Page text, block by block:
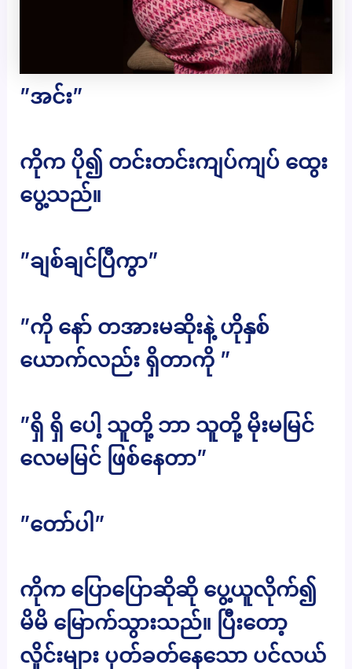
”အင်း”
ကိုက ပို၍ တင်းတင်းကျပ်ကျပ် ထွေး
ပွေ့သည်။
”ချစ်ချင်ပြီကွာ”
”ကို နော် တအားမဆိုးနဲ့ ဟိုနှစ်
ယောက်လည်း ရှိတာကို ”
”ရှိ ရှိ ပေါ့ သူတို့ ဘာ သူတို့ မိုးမမြင်
လေမမြင် ဖြစ်နေတာ”
”တော်ပါ”
ကိုက ပြောပြောဆိုဆို ပွေ့ယူလိုက်၍
မိမိ မြောက်သွားသည်။ ပြီးတော့
လှိုင်းများ ပုတ်ခတ်နေသော ပင်လယ်